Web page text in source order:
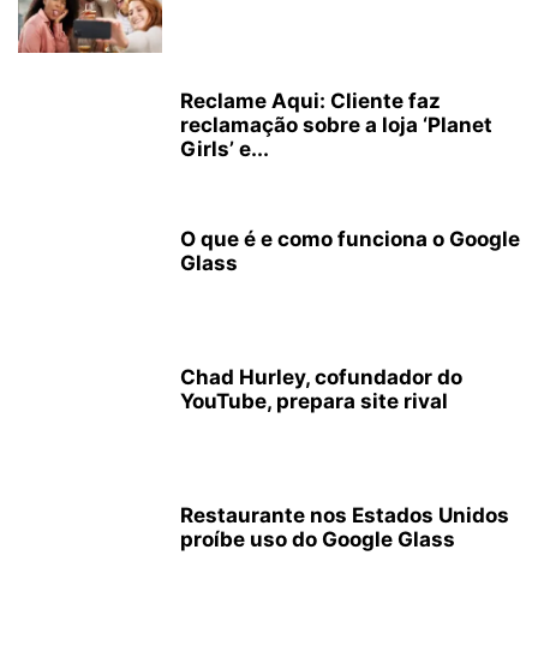
Reclame Aqui: Cliente faz
reclamação sobre a loja ‘Planet
Girls’ e...
O que é e como funciona o Google
Glass
Chad Hurley, cofundador do
YouTube, prepara site rival
Restaurante nos Estados Unidos
proíbe uso do Google Glass